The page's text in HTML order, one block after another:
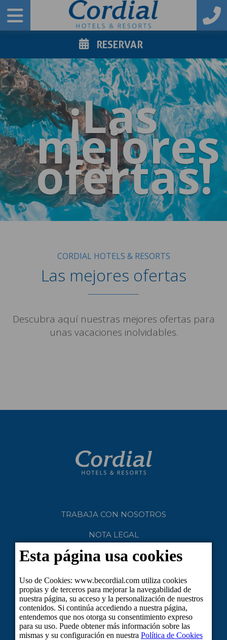
RESERVAR
¡Las
mejores
ofertas!
CORDIAL HOTELS & RESORTS
Las mejores ofertas
Descubra aquí nuestras mejores ofertas para
unas vacaciones inolvidables.
TRABAJA CON NOSOTROS
NOTA LEGAL
POLÍTICA DE PRIVACIDAD
COOKIES
CLUB CORDIAL
TURISMO SOSTENIBLE
PORTAL DE TRANSPARENCIA